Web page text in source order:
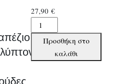
27,90€
Djeco
Επιτραπέζιο
τις
Προσθήκη στο
καλάθι